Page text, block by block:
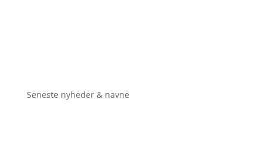
Seneste nyheder & navne